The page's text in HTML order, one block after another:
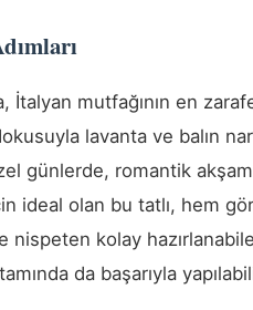
İtalyan mutfağının en
lavanta ve balın
günlerde, romantik
ideal olan bu tatlı, hem
nispeten kolay
da başarıyla